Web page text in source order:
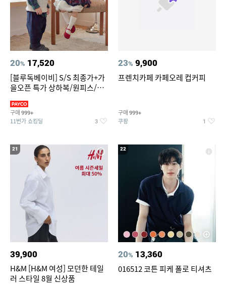
20% 17,520
[블루독베이비] S/S 최종가+가
을오픈 특가 상하복/원피스/내
구매 999+
11번가 쇼킹딜 3
23% 9,900
프렌치카페 카페오레 컵커피
구매 999+
쿠팡 1
21
39,900
H&M [H&M 여성] 모던한 테일
러 스타일 8월 신상품
22
20% 13,360
016512 코튼 피케 폴로 티셔츠